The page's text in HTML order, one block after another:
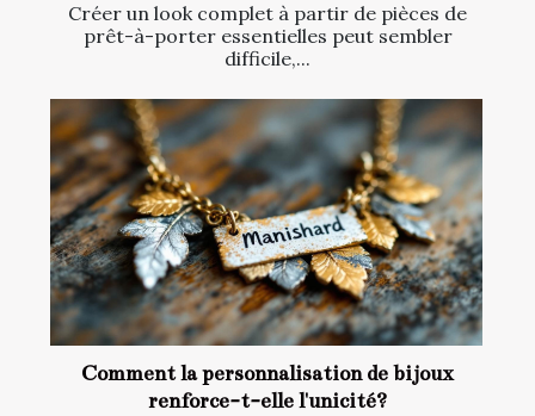
Créer un look complet à partir de pièces de
prêt-à-porter essentielles peut sembler
difficile,...
Comment la personnalisation de bijoux
renforce-t-elle l'unicité?